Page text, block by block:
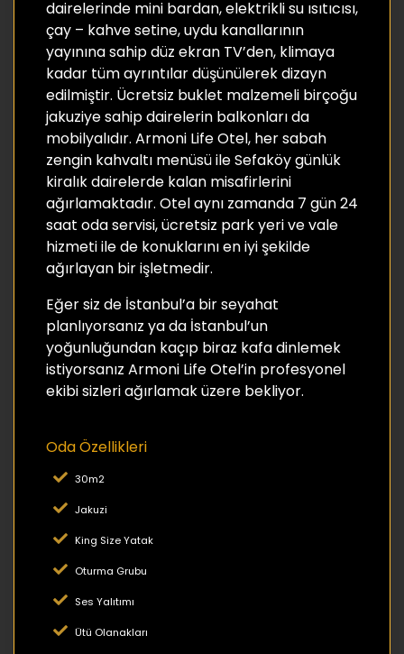
dairelerinde mini bardan, elektrikli su ısıtıcısı,
çay – kahve setine, uydu kanallarının
yayınına sahip düz ekran TV’den, klimaya
kadar tüm ayrıntılar düşünülerek dizayn
edilmiştir. Ücretsiz buklet malzemeli birçoğu
jakuziye sahip dairelerin balkonları da
mobilyalıdır. Armoni Life Otel, her sabah
zengin kahvaltı menüsü ile Sefaköy günlük
kiralık dairelerde kalan misafirlerini
ağırlamaktadır. Otel aynı zamanda 7 gün 24
saat oda servisi, ücretsiz park yeri ve vale
hizmeti ile de konuklarını en iyi şekilde
ağırlayan bir işletmedir.
Eğer siz de İstanbul’a bir seyahat
planlıyorsanız ya da İstanbul’un
yoğunluğundan kaçıp biraz kafa dinlemek
istiyorsanız Armoni Life Otel’in profesyonel
ekibi sizleri ağırlamak üzere bekliyor.
Oda Özellikleri
30m2
Jakuzi
King Size Yatak
Oturma Grubu
Ses Yalıtımı
Ütü Olanakları